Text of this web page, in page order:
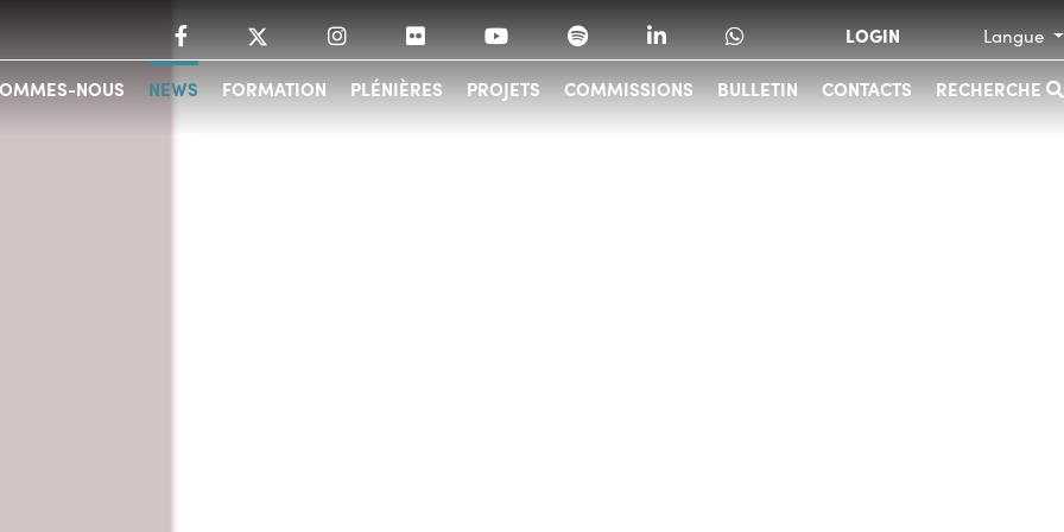
Langue
LOGIN
RECHERCHE
CONTACTS
BULLETIN
COMMISSIONS
PROJETS
PLÉNIÈRES
FORMATION
NEWS
NOUS